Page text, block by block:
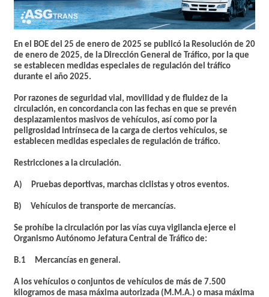
En el BOE del 25 de enero de 2025 se publicó la Resolución de 20
de enero de 2025, de la Dirección General de Tráfico, por la que
se establecen medidas especiales de regulación del tráfico
durante el año 2025.
Por razones de seguridad vial, movilidad y de fluidez de la
circulación, en concordancia con las fechas en que se prevén
desplazamientos masivos de vehículos, así como por la
peligrosidad intrínseca de la carga de ciertos vehículos, se
establecen medidas especiales de regulación de tráfico.
Restricciones a la circulación.
A) Pruebas deportivas, marchas ciclistas y otros eventos.
B) Vehículos de transporte de mercancías.
Se prohíbe la circulación por las vías cuya vigilancia ejerce el
Organismo Autónomo Jefatura Central de Tráfico de:
B.1 Mercancías en general.
A los vehículos o conjuntos de vehículos de más de 7.500
kilogramos de masa máxima autorizada (M.M.A.) o masa máxima